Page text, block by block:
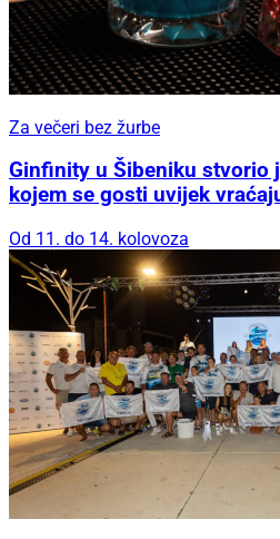
Za večeri bez žurbe
Ginfinity u Šibeniku stvorio
kojem se gosti uvijek
Od 11. do 14. kolovoza